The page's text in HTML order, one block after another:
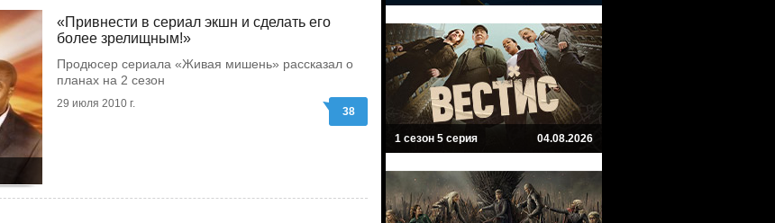
«Привнести в сериал экшн и сделать его
более зрелищным!»
Продюсер сериала «Живая мишень» рассказал о
планах на 2 сезон
29 июля 2010 г.
38
1 сезон 5 серия 04.08.2026